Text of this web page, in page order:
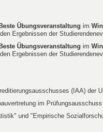
Beste Übungsveranstaltung im
Ergebnissen der
Beste Übungsveranstaltung im
Ergebnissen der
(IAA) der
im
und "Empirische